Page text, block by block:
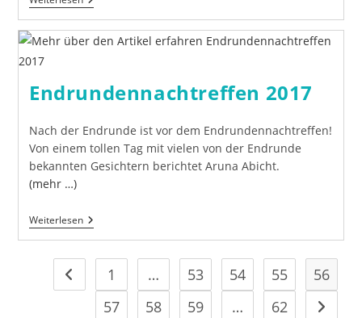
Schachmomente
Der
Endrundennachtreffen 2017
Nach der Endrunde ist vor dem Endrundennachtreffen!
Von einem tollen Tag mit vielen von der Endrunde
bekannten Gesichtern berichtet Aruna Abicht.
(mehr …)
WeiterlesenEndrundennachtreffen
2017
Gehe zur vorherigen Seite
1 … 53 54 55
56
57
58 59 … 62 Gehe